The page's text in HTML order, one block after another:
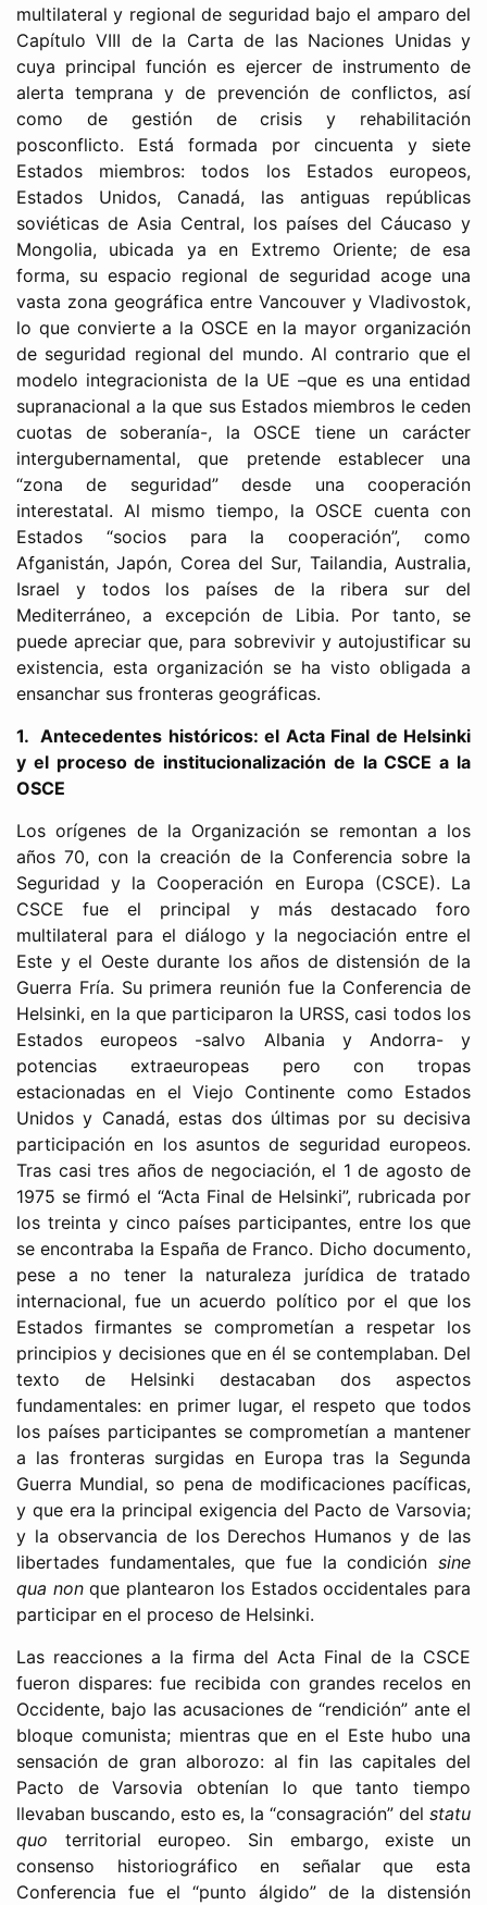
multilateral y regional de seguridad bajo el amparo del
Capítulo VIII de la Carta de las Naciones Unidas y
cuya principal función es ejercer de instrumento de
alerta temprana y de prevención de conflictos, así
como de gestión de crisis y rehabilitación
posconflicto. Está formada por cincuenta y siete
Estados miembros: todos los Estados europeos,
Estados Unidos, Canadá, las antiguas repúblicas
soviéticas de Asia Central, los países del Cáucaso y
Mongolia, ubicada ya en Extremo Oriente; de esa
forma, su espacio regional de seguridad acoge una
vasta zona geográfica entre Vancouver y Vladivostok,
lo que convierte a la OSCE en la mayor organización
de seguridad regional del mundo. Al contrario que el
modelo integracionista de la UE –que es una entidad
supranacional a la que sus Estados miembros le ceden
cuotas de soberanía-, la OSCE tiene un carácter
intergubernamental, que pretende establecer una
“zona de seguridad” desde una cooperación
interestatal. Al mismo tiempo, la OSCE cuenta con
Estados “socios para la cooperación”, como
Afganistán, Japón, Corea del Sur, Tailandia, Australia,
Israel y todos los países de la ribera sur del
Mediterráneo, a excepción de Libia. Por tanto, se
puede apreciar que, para sobrevivir y autojustificar su
existencia, esta organización se ha visto obligada a
ensanchar sus fronteras geográficas.
1. Antecedentes históricos: el Acta Final de Helsinki
y el proceso de institucionalización de la CSCE a la
OSCE
Los orígenes de la Organización se remontan a los
años 70, con la creación de la Conferencia sobre la
Seguridad y la Cooperación en Europa (CSCE). La
CSCE fue el principal y más destacado foro
multilateral para el diálogo y la negociación entre el
Este y el Oeste durante los años de distensión de la
Guerra Fría. Su primera reunión fue la Conferencia de
Helsinki, en la que participaron la URSS, casi todos los
Estados europeos -salvo Albania y Andorra- y
potencias extraeuropeas pero con tropas
estacionadas en el Viejo Continente como Estados
Unidos y Canadá, estas dos últimas por su decisiva
participación en los asuntos de seguridad europeos.
Tras casi tres años de negociación, el 1 de agosto de
1975 se firmó el “Acta Final de Helsinki”, rubricada por
los treinta y cinco países participantes, entre los que
se encontraba la España de Franco. Dicho documento,
pese a no tener la naturaleza jurídica de tratado
internacional, fue un acuerdo político por el que los
Estados firmantes se comprometían a respetar los
principios y decisiones que en él se contemplaban. Del
texto de Helsinki destacaban dos aspectos
fundamentales: en primer lugar, el respeto que todos
los países participantes se comprometían a mantener
a las fronteras surgidas en Europa tras la Segunda
Guerra Mundial, so pena de modificaciones pacíficas,
y que era la principal exigencia del Pacto de Varsovia;
y la observancia de los Derechos Humanos y de las
libertades fundamentales, que fue la condición sine
qua nonque plantearon los Estados occidentales para
participar en el proceso de Helsinki.
Las reacciones a la firma del Acta Final de la CSCE
fueron dispares: fue recibida con grandes recelos en
Occidente, bajo las acusaciones de “rendición” ante el
bloque comunista; mientras que en el Este hubo una
sensación de gran alborozo: al fin las capitales del
Pacto de Varsovia obtenían lo que tanto tiempo
llevaban buscando, esto es, la “consagración” del statu
quo territorial europeo. Sin embargo, existe un
consenso historiográfico en señalar que esta
Conferencia fue el “punto álgido” de la distensión